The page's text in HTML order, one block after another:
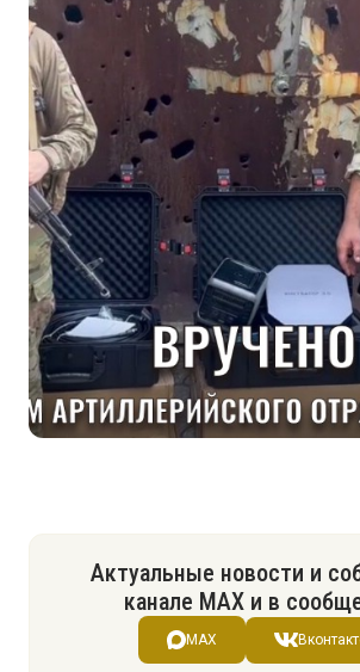
Актуальные новости и
канале МАХ и в
MAX